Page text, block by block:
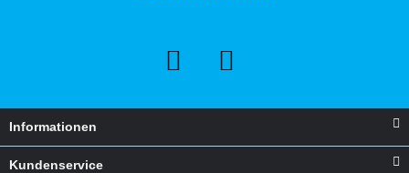
Informationen
Kundenservice